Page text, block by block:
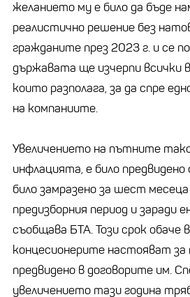
желанието му е било да бъде
реалистично решение без
гражданите през 2023 г. и се
държавата ще изчерпи всички
които разполага, за да спре
на компаниите.
Увеличението на пътните
инфлацията, е било предвидено
било замразено за шест месеца
предизборния период и заради
съобщава БТА. Този срок обаче
концесионерите настояват
предвидено в договорите им.
увеличението тази година